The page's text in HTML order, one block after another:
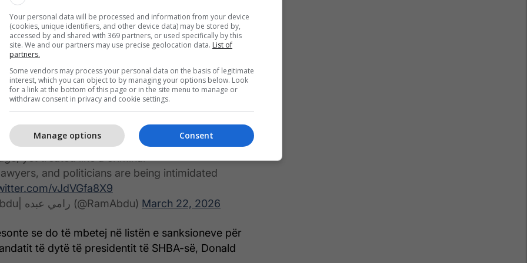
i tha transmetuesit se Franca po vazhdonte ta
diplomacisë dhe i vinte keq për mungesën e
nga Uashingtoni.
Nicolas Gouyou, who issued an arrest warrant
at the ICC:
Mastercard have blocked all my cards
any purchases
yet treated like a criminal
and politicians are being intimidated
vJdVGfa8X9
— Ramy Abdu| رامي عبده (@RamAbdu) March 22, 2026
se do të mbetej në listën e sanksioneve për
të dytë të presidentit të SHBA-së, Donald
Your personal data will be processed and information from your device
(cookies, unique identifiers, and other device data) may be stored by,
accessed by and shared with 369 partners, or used specifically by this
site. We and our partners may use precise geolocation data. List of
partners.
Some vendors may process your personal data on the basis of legitimate
interest, which you can object to by managing your options below. Look
for a link at the bottom of this page or in the site menu to manage or
withdraw consent in privacy and cookie settings.
Consent
Manage options